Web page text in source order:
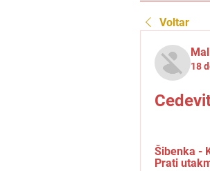
Voltar
18
Šibenka -
Prati